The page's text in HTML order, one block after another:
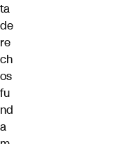
ta
de
re
ch
os
fu
nd
a